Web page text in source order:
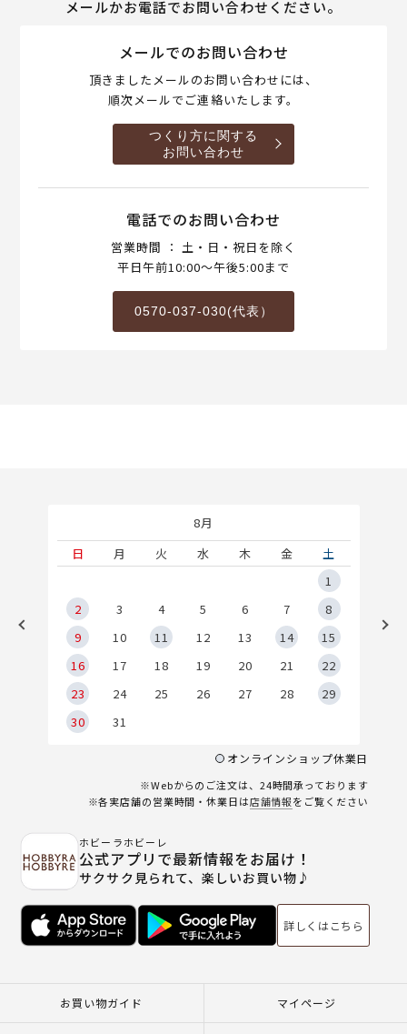
メールかお電話でお問い合わせください。
メールでのお問い合わせ
頂きましたメールのお問い合わせには、
順次メールでご連絡いたします。
つくり方に関する
お問い合わせ
電話でのお問い合わせ
営業時間 ： 土・日・祝日を除く
平日午前10:00～午後5:00まで
0570-037-030(代表）
8月
日
月 火 水 木 金
土
1
2
3 4 5 6 7
8
9
10 11 12 13 14
15
16
17 18 19 20 21
22
23
24 25 26 27 28
29
30
31
オンラインショップ休業日
※Webからのご注文は、24時間承っております
※各実店舗の営業時間・休業日は店舗情報をご覧ください
ホビーラホビーレ
公式アプリで最新情報をお届け！
サクサク見られて、楽しいお買い物♪
詳しくはこちら
お買い物ガイド マイページ